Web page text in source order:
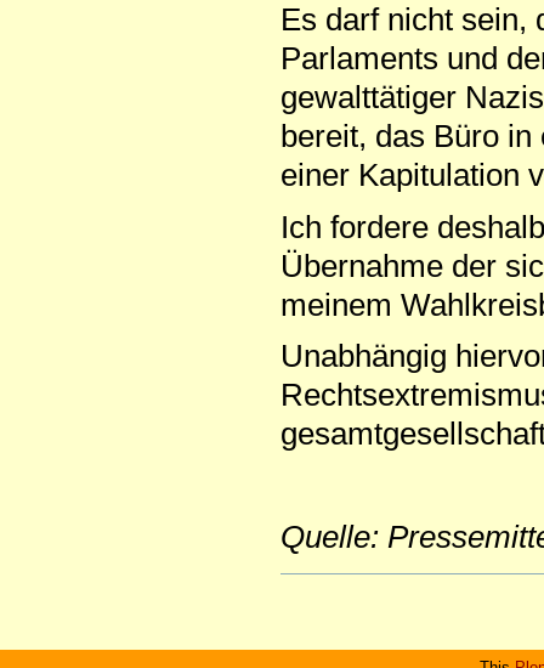
Es darf nicht sein,
Parlaments und
gewalttätiger
bereit, das Büro
einer Kapitulation
Ich fordere
Übernahme der
meinem
Unabhängig
Quelle: